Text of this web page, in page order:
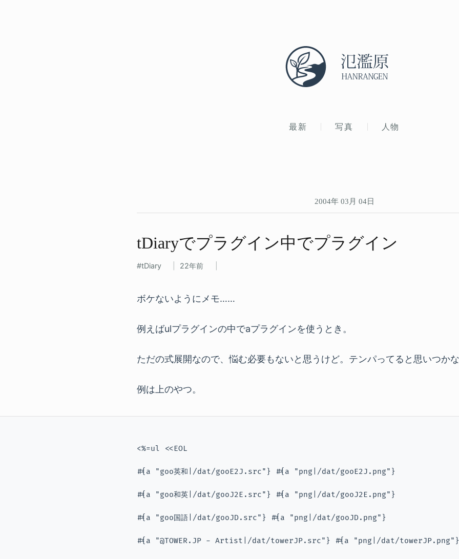
最新 写真 人物
2004年 03月 04日
tDiaryで​プラグイン中で​プラグイン
tDiary 22年前
ボケないようにメモ……
例えばulプラグインの中でaプラグインを使うとき。
ただの式展開なので、悩む必要もないと思うけど。テンパってると思いつか
例は上のやつ。
<%=ul <<EOL
#{a "goo英和|/dat/gooE2J.src"} #{a "png|/dat/gooE2J.png"}
#{a "goo和英|/dat/gooJ2E.src"} #{a "png|/dat/gooJ2E.png"}
#{a "goo国語|/dat/gooJD.src"} #{a "png|/dat/gooJD.png"}
#{a "@TOWER.JP - Artist|/dat/towerJP.src"} #{a "png|/dat/towerJP.png"}